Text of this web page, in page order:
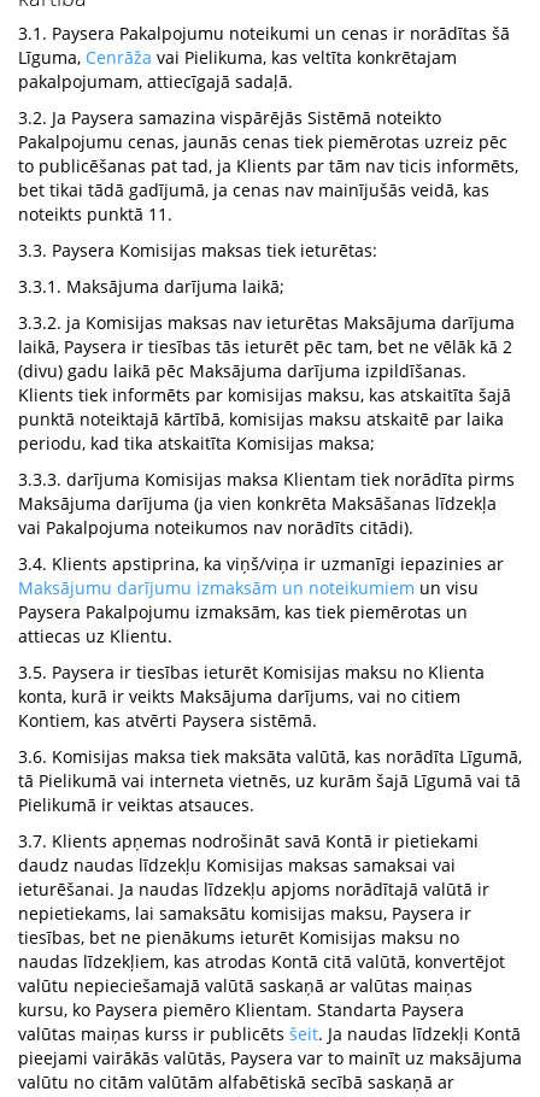
3.1. Paysera Pakalpojumu noteikumi un cenas ir norādītas šā
Līguma, Cenrāža vai Pielikuma, kas veltīta konkrētajam
pakalpojumam, attiecīgajā sadaļā.
3.2. Ja Paysera samazina vispārējās Sistēmā noteikto
Pakalpojumu cenas, jaunās cenas tiek piemērotas uzreiz pēc
to publicēšanas pat tad, ja Klients par tām nav ticis informēts,
bet tikai tādā gadījumā, ja cenas nav mainījušās veidā, kas
noteikts punktā 11.
3.3. Paysera Komisijas maksas tiek ieturētas:
3.3.1. Maksājuma darījuma laikā;
3.3.2. ja Komisijas maksas nav ieturētas Maksājuma darījuma
laikā, Paysera ir tiesības tās ieturēt pēc tam, bet ne vēlāk kā 2
(divu) gadu laikā pēc Maksājuma darījuma izpildīšanas.
Klients tiek informēts par komisijas maksu, kas atskaitīta šajā
punktā noteiktajā kārtībā, komisijas maksu atskaitē par laika
periodu, kad tika atskaitīta Komisijas maksa;
3.3.3. darījuma Komisijas maksa Klientam tiek norādīta pirms
Maksājuma darījuma (ja vien konkrēta Maksāšanas līdzekļa
vai Pakalpojuma noteikumos nav norādīts citādi).
3.4. Klients apstiprina, ka viņš/viņa ir uzmanīgi iepazinies ar
Maksājumu darījumu izmaksām un noteikumiem un visu
Paysera Pakalpojumu izmaksām, kas tiek piemērotas un
attiecas uz Klientu.
3.5. Paysera ir tiesības ieturēt Komisijas maksu no Klienta
konta, kurā ir veikts Maksājuma darījums, vai no citiem
Kontiem, kas atvērti Paysera sistēmā.
3.6. Komisijas maksa tiek maksāta valūtā, kas norādīta Līgumā,
tā Pielikumā vai interneta vietnēs, uz kurām šajā Līgumā vai tā
Pielikumā ir veiktas atsauces.
3.7. Klients apņemas nodrošināt savā Kontā ir pietiekami
daudz naudas līdzekļu Komisijas maksas samaksai vai
ieturēšanai. Ja naudas līdzekļu apjoms norādītajā valūtā ir
nepietiekams, lai samaksātu komisijas maksu, Paysera ir
tiesības, bet ne pienākums ieturēt Komisijas maksu no
naudas līdzekļiem, kas atrodas Kontā citā valūtā, konvertējot
valūtu nepieciešamajā valūtā saskaņā ar valūtas maiņas
kursu, ko Paysera piemēro Klientam. Standarta Paysera
valūtas maiņas kurss ir publicēts šeit. Ja naudas līdzekļi Kontā
pieejami vairākās valūtās, Paysera var to mainīt uz maksājuma
valūtu no citām valūtām alfabētiskā secībā saskaņā ar